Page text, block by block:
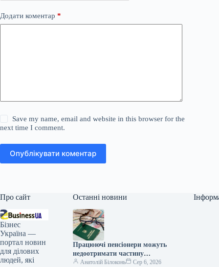
Додати коментар *
Save my name, email and website in this browser for the
next time I comment.
Опублікувати коментар
Про сайт
Бізнес
Україна —
портал новин
для ділових
людей, які
Останні новини
Працюючі пенсіонери можуть
недоотримати частину
надбавок: кого це торкнеться
Анатолій Білоконь Сер 6, 2026